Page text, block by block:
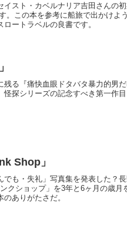
スト・カベルナリア吉田さんの
ートラベルの良書です。
る『痛快血眼ドタバタ暴力的男
探シリーズの記念すべき第一作
Shop」
も・失礼」写真集を発表した？
クショップ」を3年と6ヶ月の歳月
ありがたさだ。